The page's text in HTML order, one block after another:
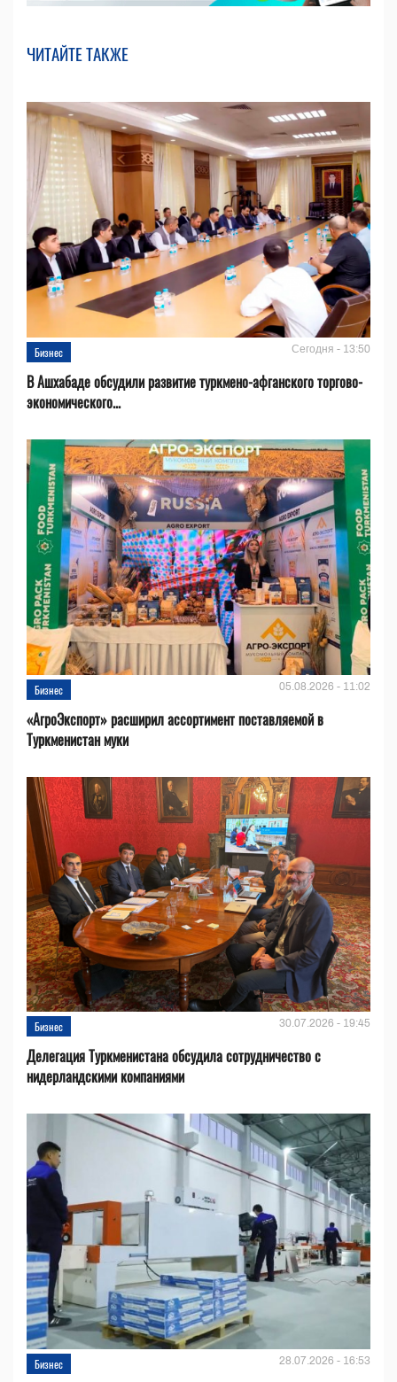
ЧИТАЙТЕ ТАКЖЕ
Бизнес Сегодня - 13:50
В Ашхабаде обсудили развитие туркмено-афганского торгово-
экономического...
Бизнес 05.08.2026 - 11:02
«АгроЭкспорт» расширил ассортимент поставляемой в
Туркменистан муки
Бизнес 30.07.2026 - 19:45
Делегация Туркменистана обсудила сотрудничество с
нидерландскими компаниями
Бизнес 28.07.2026 - 16:53